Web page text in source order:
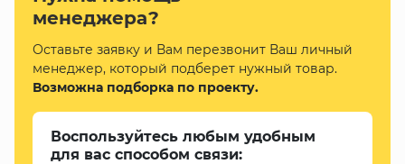
менеджера?
Оставьте заявку и Вам перезвонит Ваш личный
менеджер, который подберет нужный товар.
Возможна подборка по проекту.
Воспользуйтесь любым удобным
для вас способом связи: